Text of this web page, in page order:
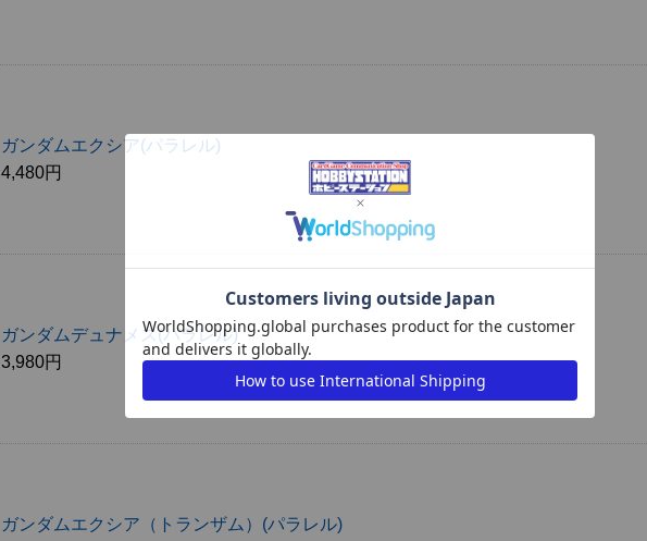
ガンダムエクシア(パラレル)
4,480円
ガンダムデュナメス(パラレル)
3,980円
ガンダムエクシア（トランザム）(パラレル)